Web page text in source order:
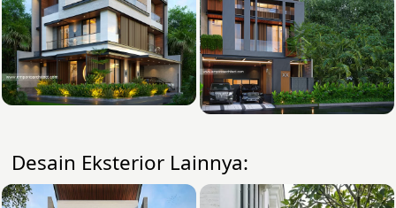
Desain Eksterior Lainnya: